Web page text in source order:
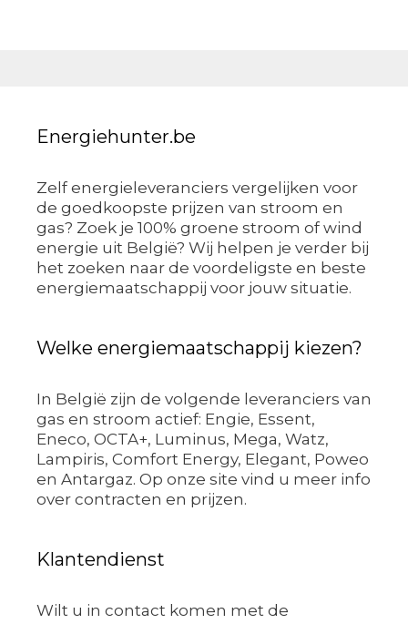
Energiehunter.be
Zelf energieleveranciers vergelijken voor
de goedkoopste prijzen van stroom en
gas? Zoek je 100% groene stroom of wind
energie uit België? Wij helpen je verder bij
het zoeken naar de voordeligste en beste
energiemaatschappij voor jouw situatie.
Welke energiemaatschappij kiezen?
In België zijn de volgende leveranciers van
gas en stroom actief: Engie, Essent,
Eneco, OCTA+, Luminus, Mega, Watz,
Lampiris, Comfort Energy, Elegant, Poweo
en Antargaz. Op onze site vind u meer info
over contracten en prijzen.
Klantendienst
Wilt u in contact komen met de